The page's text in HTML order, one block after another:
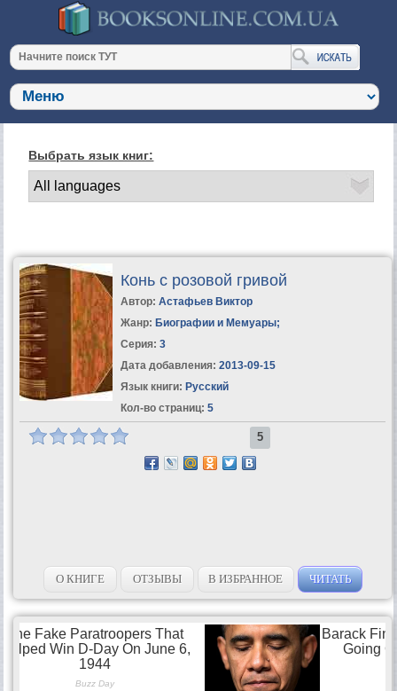
Выбрать язык книг:
Конь с розовой гривой
Автор: Астафьев Виктор
Жанр: Биографии и Мемуары;
Серия: 3
Дата добавления: 2013-09-15
Язык книги: Русский
Кол-во страниц: 5
5
О КНИГЕ ОТЗЫВЫ В ИЗБРАННОЕ ЧИТАТЬ